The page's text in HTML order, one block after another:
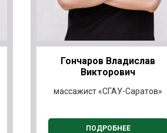
Гончаров Владислав
Викторович
массажист «СГАУ-Саратов»
ПОДРОБНЕЕ